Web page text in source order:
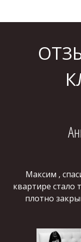
Максим ,
квартире стало
плотно